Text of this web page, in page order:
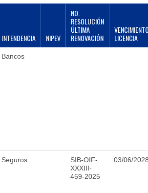
INTENDENCIA NIPEV
NO.
RESOLUCIÓN
ÚLTIMA
RENOVACIÓN
VENCIMIENTO
LICENCIA
Bancos
Seguros
SIB-OIF-
XXXIII-
459-2025
03/06/2028